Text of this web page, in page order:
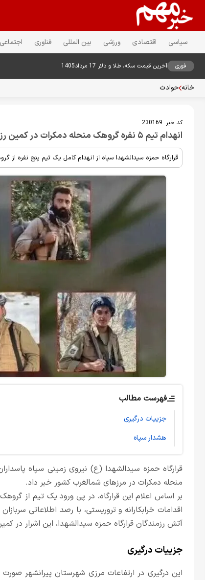
سیاسی اقتصادی ورزشی بین المللی فناوری اجتماعی
فوری آخرین قیمت سکه، طلا و دلار 17 مرداد1405
خانه حوادث
کد خبر: 230169
انهدام تیم ۵ نفره گروهک منحله دمکرات در کمین رزمندگان سپاه/اجساد و تجهیزات به دست آمد
قرارگاه حمزه سیدالشهدا سپاه از انهدام کامل یک تیم پنج نفره از
فهرست مطالب
جزییات درگیری
هشدار سپاه
قرارگاه حمزه سیدالشهدا (ع) نیروی زمینی سپاه
منحله دمکرات در مرزهای شمالغرب کشور خبر داد.
بر اساس اعلام این قرارگاه، در پی ورود یک تیم از
اقدامات خرابکارانه و تروریستی، با رصد اطلاعاتی
آتش رزمندگان قرارگاه حمزه سیدالشهدا، این اشرار در
جزییات درگیری
این درگیری در ارتفاعات مرزی شهرستان پیرانشهر